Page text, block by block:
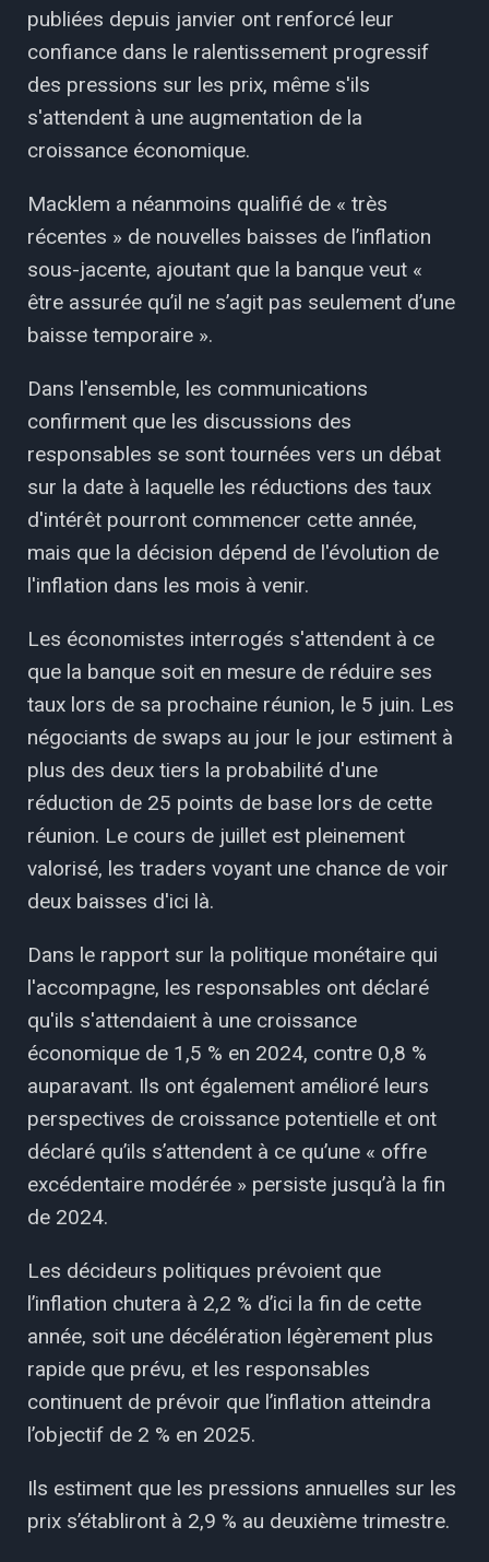
publiées depuis janvier ont renforcé leur
confiance dans le ralentissement progressif
des pressions sur les prix, même s'ils
s'attendent à une augmentation de la
croissance économique.
Macklem a néanmoins qualifié de « très
récentes » de nouvelles baisses de l’inflation
sous-jacente, ajoutant que la banque veut «
être assurée qu’il ne s’agit pas seulement d’une
baisse temporaire ».
Dans l'ensemble, les communications
confirment que les discussions des
responsables se sont tournées vers un débat
sur la date à laquelle les réductions des taux
d'intérêt pourront commencer cette année,
mais que la décision dépend de l'évolution de
l'inflation dans les mois à venir.
Les économistes interrogés s'attendent à ce
que la banque soit en mesure de réduire ses
taux lors de sa prochaine réunion, le 5 juin. Les
négociants de swaps au jour le jour estiment à
plus des deux tiers la probabilité d'une
réduction de 25 points de base lors de cette
réunion. Le cours de juillet est pleinement
valorisé, les traders voyant une chance de voir
deux baisses d'ici là.
Dans le rapport sur la politique monétaire qui
l'accompagne, les responsables ont déclaré
qu'ils s'attendaient à une croissance
économique de 1,5 % en 2024, contre 0,8 %
auparavant. Ils ont également amélioré leurs
perspectives de croissance potentielle et ont
déclaré qu’ils s’attendent à ce qu’une « offre
excédentaire modérée » persiste jusqu’à la fin
de 2024.
Les décideurs politiques prévoient que
l’inflation chutera à 2,2 % d’ici la fin de cette
année, soit une décélération légèrement plus
rapide que prévu, et les responsables
continuent de prévoir que l’inflation atteindra
l’objectif de 2 % en 2025.
Ils estiment que les pressions annuelles sur les
prix s’établiront à 2,9 % au deuxième trimestre.